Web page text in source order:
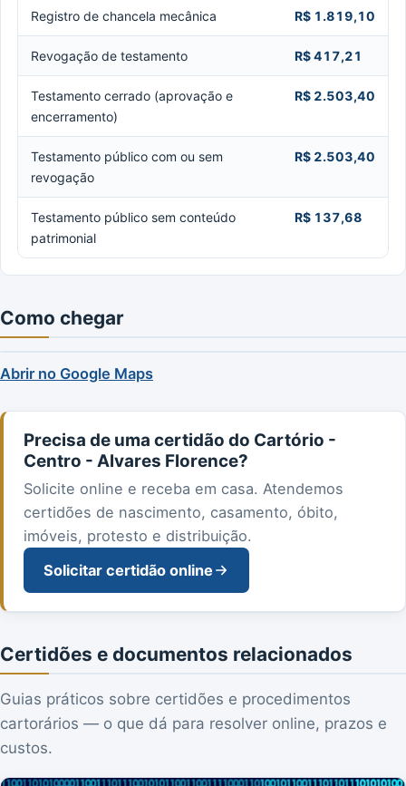
Registro de chancela mecânica R$ 1.819,10
Revogação de testamento R$ 417,21
Testamento cerrado (aprovação e
encerramento)
R$ 2.503,40
Testamento público com ou sem
revogação
R$ 2.503,40
Testamento público sem conteúdo
patrimonial
R$ 137,68
Como chegar
Abrir no Google Maps
Precisa de uma certidão do Cartório -
Centro - Alvares Florence?
Solicite online e receba em casa. Atendemos
certidões de nascimento, casamento, óbito,
imóveis, protesto e distribuição.
Solicitar certidão online
Certidões e documentos relacionados
Guias práticos sobre certidões e procedimentos
cartorários — o que dá para resolver online, prazos e
custos.